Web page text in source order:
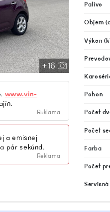
+16
www.vin-
Reklama
a emisnej
pár sekúnd.
Reklama
Palivo
Objem
Výkon
Pohon
Počet
Počet
Farba
Počet